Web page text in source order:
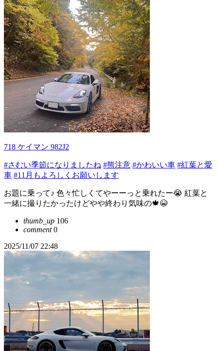
718 ケイマン 982J2
#さむい季節になりましたね #熊注意 #かわいい車 #紅葉と愛
車 #11月もよろしくお願いします
お題に乗って♪ 色々忙しくてやーーっと乗れたー😭 紅葉と
一緒に撮りたかったけどやや終わり気味の🍁😭
thumb_up 106
comment0
2025/11/07 22:48